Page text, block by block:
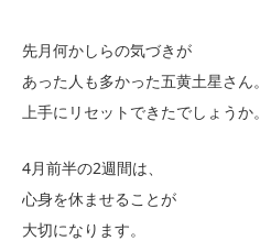
先月何かしらの気づきが
あった人も多かった五黄土星さん。
上手にリセットできたでしょうか。
4月前半の2週間は、
心身を休ませることが
大切になります。